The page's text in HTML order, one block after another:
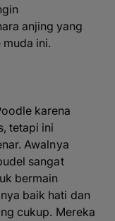
anjing yang
ini.
karena
tetapi ini
Awalnya
sangat
bermain
baik hati dan
cukup. Mereka